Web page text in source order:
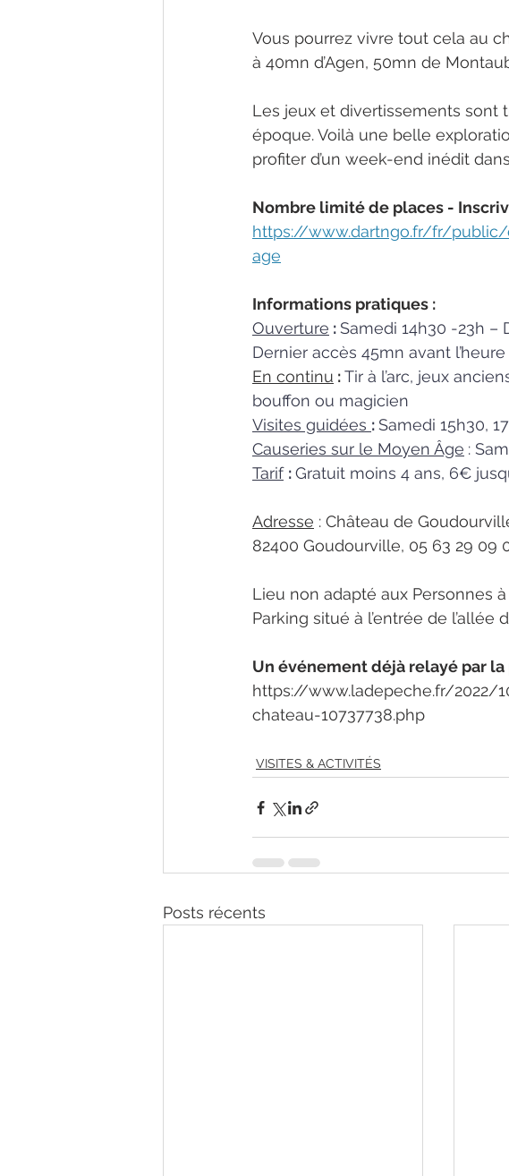
Vous pourrez vivre tout cela au
à 40mn d’Agen, 50mn de
Les jeux et divertissements sont
époque. Voilà une belle
profiter d’un week-end inédit
Nombre limité de places -
https://www.dartngo.fr/fr/
age
Informations pratiques :
Ouverture : Samedi 14h30 -23h –
Dernier accès 45mn avant
En continu : Tir à l’arc, jeux
bouffon ou magicien
Visites guidées : Samedi 15h30,
Causeries sur le Moyen Âge :
Tarif : Gratuit moins 4 ans, 6€
Adresse : Château de
82400 Goudourville, 05 63 29 09
Lieu non adapté aux Personnes
Parking situé à l’entrée de l’allée
Un événement déjà relayé par la
https://www.ladepeche.fr/
chateau-10737738.php
VISITES & ACTIVITÉS
Posts récents